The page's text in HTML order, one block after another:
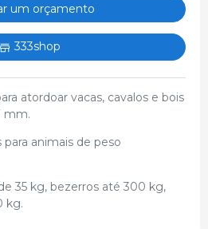
um orçamento
333shop
atordoar vacas, cavalos e bois
mm.
animais de peso
35 kg, bezerros até 300 kg,
kg.